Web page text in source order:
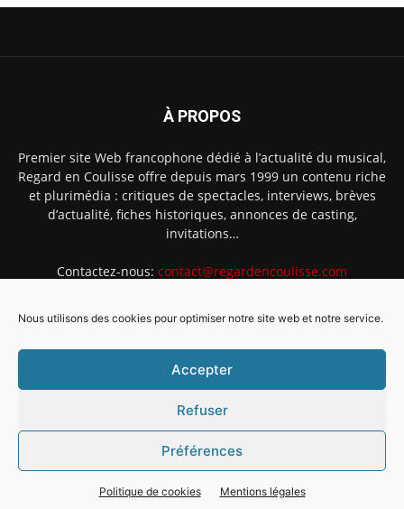
Nous utilisons des cookies pour optimiser notre site web et notre service.
Accepter
Refuser
Préférences
Politique de cookies Mentions légales
À PROPOS
Premier site Web francophone dédié à l’actualité du musical,
Regard en Coulisse offre depuis mars 1999 un contenu riche
et plurimédia : critiques de spectacles, interviews, brèves
d’actualité, fiches historiques, annonces de casting,
invitations…
Contactez-nous: contact@regardencoulisse.com
Intégration Ghislain Fayard
Mentions légales